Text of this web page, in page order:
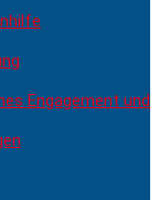
Engagement und